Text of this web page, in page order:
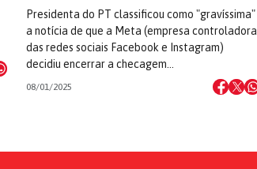
Presidenta do PT classificou como "gravíssima"
a notícia de que a Meta (empresa controladora
das redes sociais Facebook e Instagram)
decidiu encerrar a checagem…
08/01/2025